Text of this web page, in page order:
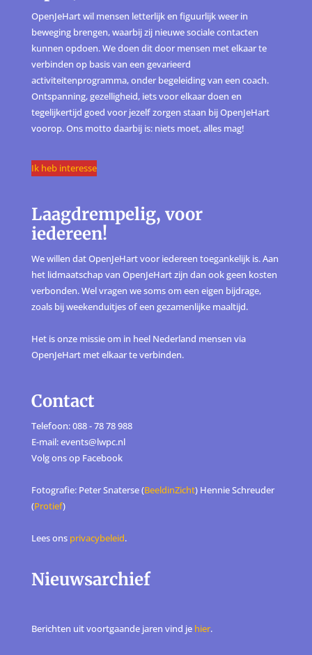
OpenJeHart wil mensen letterlijk en figuurlijk weer in
beweging brengen, waarbij zij nieuwe sociale contacten
kunnen opdoen. We doen dit door mensen met elkaar te
verbinden op basis van een gevarieerd
activiteitenprogramma, onder begeleiding van een coach.
Ontspanning, gezelligheid, iets voor elkaar doen en
tegelijkertijd goed voor jezelf zorgen staan bij OpenJeHart
voorop. Ons motto daarbij is: niets moet, alles mag!
Ik heb interesse
Laagdrempelig, voor
iedereen!
We willen dat OpenJeHart voor iedereen toegankelijk is. Aan
het lidmaatschap van OpenJeHart zijn dan ook geen kosten
verbonden. Wel vragen we soms om een eigen bijdrage,
zoals bij weekenduitjes of een gezamenlijke maaltijd.
Het is onze missie om in heel Nederland mensen via
OpenJeHart met elkaar te verbinden.
Contact
Telefoon: 088 - 78 78 988
E-mail: events@lwpc.nl
Volg ons op Facebook
Fotografie: Peter Snaterse (BeeldinZicht) Hennie Schreuder
(Protief)
Lees ons privacybeleid.
Nieuwsarchief
Berichten uit voortgaande jaren vind je hier.